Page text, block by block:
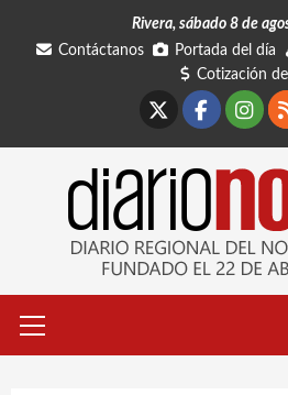
Rivera, sábado 8 de
Contáctanos
Portada del día
Cotización
primario